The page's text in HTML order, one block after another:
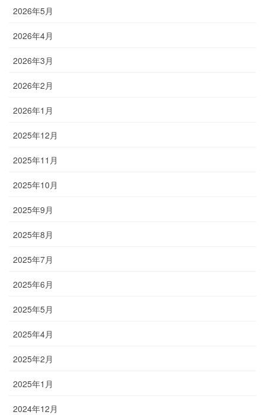
2026年5月
2026年4月
2026年3月
2026年2月
2026年1月
2025年12月
2025年11月
2025年10月
2025年9月
2025年8月
2025年7月
2025年6月
2025年5月
2025年4月
2025年2月
2025年1月
2024年12月